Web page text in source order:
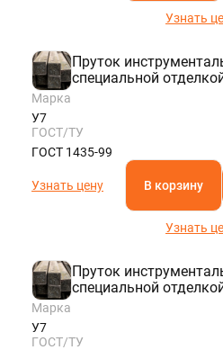
Узнать
Пруток
специальной
Марка
У7
ГОСТ/ТУ
ГОСТ 1435-99
Узнать цену В корзину
Узнать
Пруток
специальной
Марка
У7
ГОСТ/ТУ